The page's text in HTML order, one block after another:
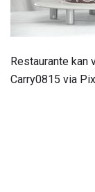
Restaurante kan
Carry0815 via